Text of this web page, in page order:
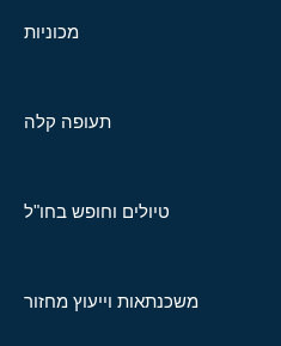
מכוניות
תעופה קלה
טיולים וחופש בחו"ל
משכנתאות וייעוץ מחזור